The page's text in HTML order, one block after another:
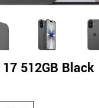
512GB Black